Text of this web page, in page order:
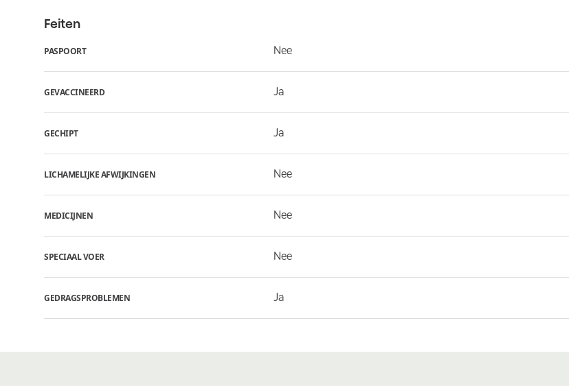
Feiten
PASPOORT Nee
GEVACCINEERD Ja
GECHIPT Ja
LICHAMELIJKE AFWIJKINGEN Nee
MEDICIJNEN Nee
SPECIAAL VOER Nee
GEDRAGSPROBLEMEN Ja